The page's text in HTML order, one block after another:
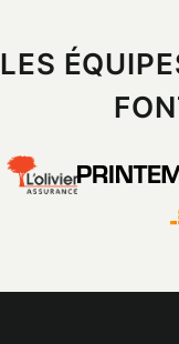
LES